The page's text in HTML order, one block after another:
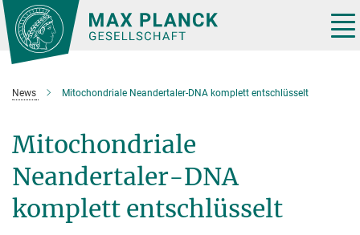
Hauptinhalt
News Mitochondriale Neandertaler-DNA komplett entschlüsselt
Mitochondriale
Neandertaler-DNA
komplett entschlüsselt